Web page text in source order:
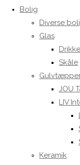
Bolig
Diverse
Glas
Skåle
JOU
LIV
Keramik